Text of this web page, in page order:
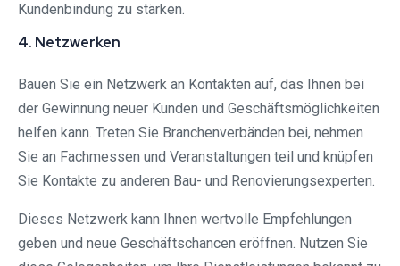
Kundenbindung zu stärken.
4. Netzwerken
Bauen Sie ein Netzwerk an Kontakten auf, das Ihnen bei
der Gewinnung neuer Kunden und Geschäftsmöglichkeiten
helfen kann. Treten Sie Branchenverbänden bei, nehmen
Sie an Fachmessen und Veranstaltungen teil und knüpfen
Sie Kontakte zu anderen Bau- und Renovierungsexperten.
Dieses Netzwerk kann Ihnen wertvolle Empfehlungen
geben und neue Geschäftschancen eröffnen. Nutzen Sie